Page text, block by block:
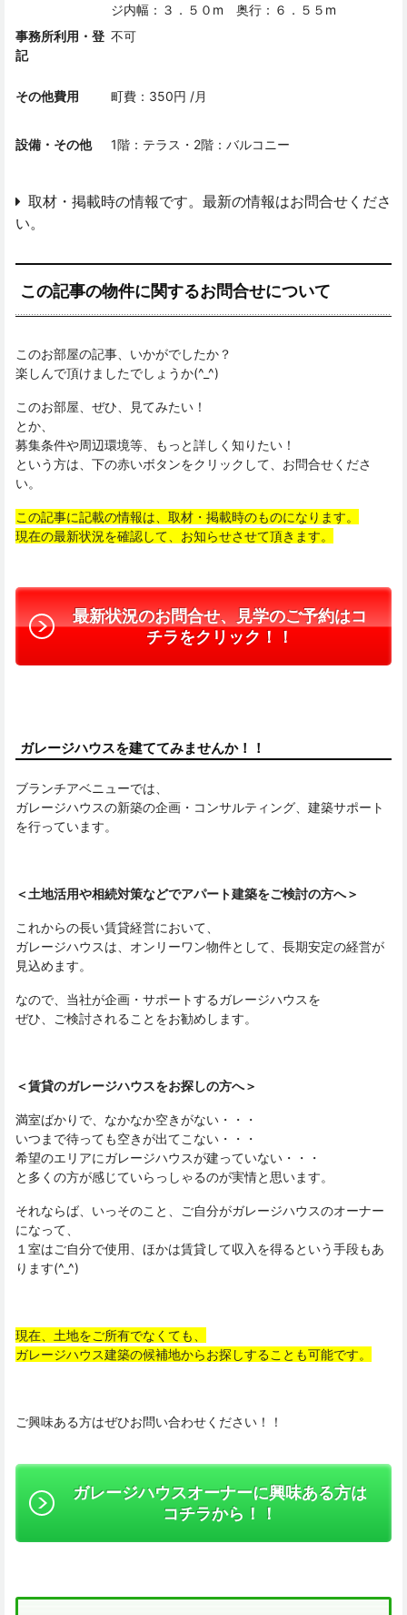
ジ内幅：３．５０m 奥行：６．５５m
事務所利用・登
記
不可
その他費用 町費：350円 /月
設備・その他 1階：テラス・2階：バルコニー
取材・掲載時の情報です。最新の情報はお問合せくださ
い。
この記事の物件に関するお問合せについて
このお部屋の記事、いかがでしたか？
楽しんで頂けましたでしょうか(^_^)
このお部屋、ぜひ、見てみたい！
とか、
募集条件や周辺環境等、もっと詳しく知りたい！
という方は、下の赤いボタンをクリックして、お問合せくださ
い。
この記事に記載の情報は、取材・掲載時のものになります。
現在の最新状況を確認して、お知らせさせて頂きます。
最新状況のお問合せ、見学のご予約はコ
チラをクリック！！
ガレージハウスを建ててみませんか！！
ブランチアベニューでは、
ガレージハウスの新築の企画・コンサルティング、建築サポート
を行っています。
＜土地活用や相続対策などでアパート建築をご検討の方へ＞
これからの長い賃貸経営において、
ガレージハウスは、オンリーワン物件として、長期安定の経営が
見込めます。
なので、当社が企画・サポートするガレージハウスを
ぜひ、ご検討されることをお勧めします。
＜賃貸のガレージハウスをお探しの方へ＞
満室ばかりで、なかなか空きがない・・・
いつまで待っても空きが出てこない・・・
希望のエリアにガレージハウスが建っていない・・・
と多くの方が感じていらっしゃるのが実情と思います。
それならば、いっそのこと、ご自分がガレージハウスのオーナー
になって、
１室はご自分で使用、ほかは賃貸して収入を得るという手段もあ
ります(^_^)
現在、土地をご所有でなくても、
ガレージハウス建築の候補地からお探しすることも可能です。
ご興味ある方はぜひお問い合わせください！！
ガレージハウスオーナーに興味ある方は
コチラから！！